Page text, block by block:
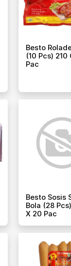
Besto
(10 Pcs) 210
Pac
Besto Sosis
Bola (28
X 20 Pac